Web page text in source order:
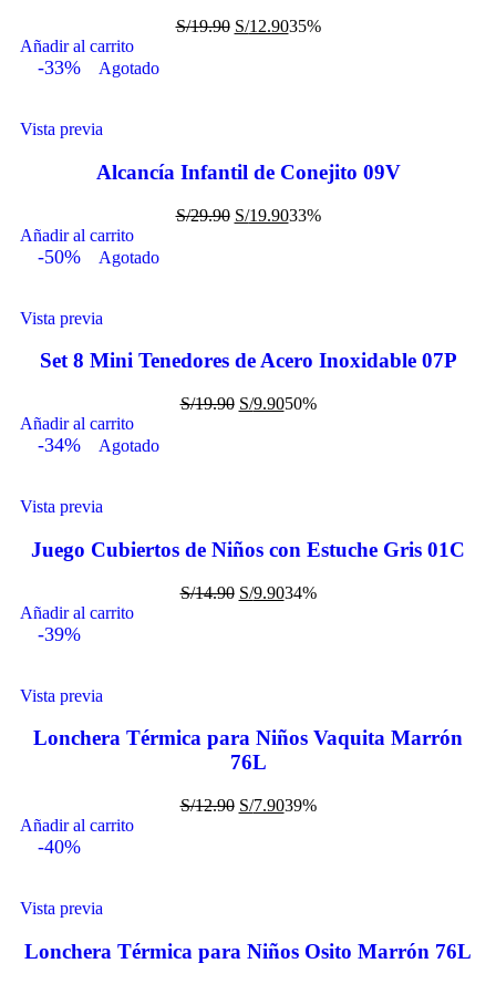
S/19.90 S/12.9035%
Añadir al carrito
-33% Agotado
Vista previa
Alcancía Infantil de Conejito 09V
S/29.90 S/19.9033%
Añadir al carrito
-50% Agotado
Vista previa
Set 8 Mini Tenedores de Acero Inoxidable 07P
S/19.90 S/9.9050%
Añadir al carrito
-34% Agotado
Vista previa
Juego Cubiertos de Niños con Estuche Gris 01C
S/14.90 S/9.9034%
Añadir al carrito
-39%
Vista previa
Lonchera Térmica para Niños Vaquita Marrón
76L
S/12.90 S/7.9039%
Añadir al carrito
-40%
Vista previa
Lonchera Térmica para Niños Osito Marrón 76L